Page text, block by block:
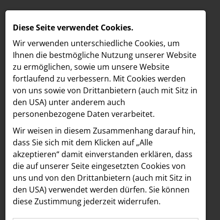
MELDUNGEN
LOEBELL NORDBERG
INNER
aehre
Astoria Artshow
B/S/H Hausgeräte
Meldungen /
Text Bilder
03.07.2020
Habibi & Hawara
feierte seinen vierten
Diese Seite verwendet Cookies.
Wir verwenden unterschiedliche Cookies, um
Ihnen die best­mögliche Nutzung unserer Website
zu ermöglichen, sowie um unsere Website
fortlaufend zu verbessern. Mit Cookies werden
von uns sowie von Drittanbietern (auch mit Sitz in
den USA) unter anderem auch
personenbezogene Daten verarbeitet.
Wir weisen in diesem Zusammenhang darauf hin,
dass Sie sich mit dem Klicken auf „Alle
akzeptieren“ damit ein­ver­standen erklären, dass
die auf unserer Seite eingesetzten Cookies von
uns und von den Drittanbietern (auch mit Sitz in
den USA) verwendet werden dürfen. Sie können
diese Zustimmung jederzeit widerrufen.